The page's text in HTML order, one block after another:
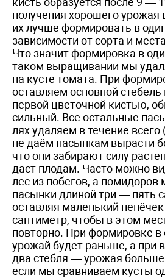
получения хорошего урожая
их лучше формировать в
зависимости от сорта и
Что значит формировка в
таком выращивании мы
на кусте томата. При
оставляем основной
первой цветочной кистью,
сильный. Все остальные
лях удаляем в течение
не даём пасынкам вырасти
что они забирают силу
даст плодам. Часто можно
лес из побегов, а помидоров
пасынки длиной три — пять
оставляя маленький
сантиметр, чтобы в этом
повторно. При формировке в
урожай будет раньше, а при
два стебля — урожая
если мы сравниваем кусты